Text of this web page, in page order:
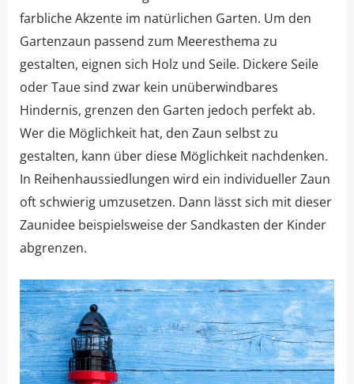
farbliche Akzente im natürlichen Garten. Um den
Gartenzaun passend zum Meeresthema zu
gestalten, eignen sich Holz und Seile. Dickere Seile
oder Taue sind zwar kein unüberwindbares
Hindernis, grenzen den Garten jedoch perfekt ab.
Wer die Möglichkeit hat, den Zaun selbst zu
gestalten, kann über diese Möglichkeit nachdenken.
In Reihenhaussiedlungen wird ein individueller Zaun
oft schwierig umzusetzen. Dann lässt sich mit dieser
Zaunidee beispielsweise der Sandkasten der Kinder
abgrenzen.